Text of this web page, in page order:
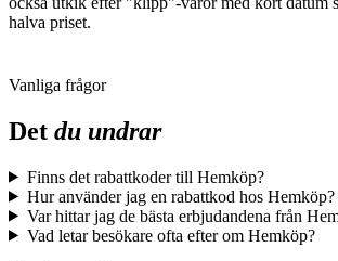
halva priset.
Vanliga frågor
Det du undrar
Finns det rabattkoder till Hemköp?
Hur använder jag en rabattkod hos Hemköp?
Var hittar jag de bästa erbjudandena från
Vad letar besökare ofta efter om Hemköp?